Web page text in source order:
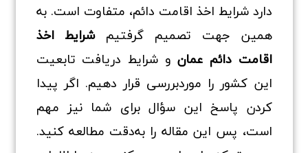
دارد شرایط اخذ اقامت دائم، متفاوت است. به
همین جهت تصمیم گرفتیمشرایط اخذ
اقامت دائم عمانو شرایط دریافت تابعیت
این کشور را موردبررسی قرار دهیم. اگر پیدا
کردن پاسخ این سؤال برای شما نیز مهم
است، پس این مقاله را به‌دقت مطالعه کنید.